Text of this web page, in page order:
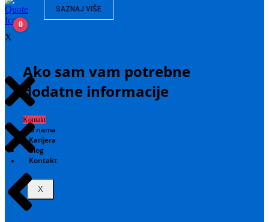
SAZNAJ VIŠE
Ako sam vam potrebne
dodatne informacije
Kontakt
O nama
Karijera
Blog
Kontakt
X
0
X